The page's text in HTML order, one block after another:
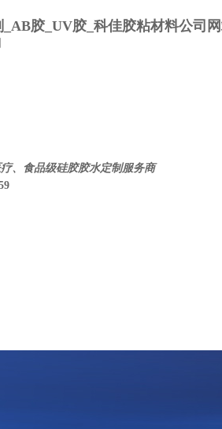
胶_UV胶_科佳胶粘材料公司
、食品级硅胶胶水定制服务商